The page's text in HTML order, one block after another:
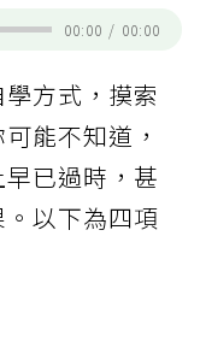
00:00 / 00:00
方式，摸索
能不知道，
已過時，甚
以下為四項